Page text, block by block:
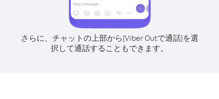
さらに、チャットの上部から[Viber Outで通話]を選
択して通話することもできます。